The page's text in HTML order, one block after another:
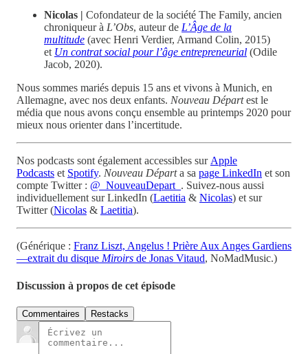
Nicolas | Cofondateur de la société The Family, ancien
chroniqueur à L’Obs, auteur de L’Âge de la
multitude (avec Henri Verdier, Armand Colin, 2015)
et Un contrat social pour l’âge entrepreneurial (Odile
Jacob, 2020).
Nous sommes mariés depuis 15 ans et vivons à Munich, en
Allemagne, avec nos deux enfants. Nouveau Départest le
média que nous avons conçu ensemble au printemps 2020 pour
mieux nous orienter dans l’incertitude.
Nos podcasts sont également accessibles surApple
Podcasts et Spotify. Nouveau Départa sa page LinkedIn et son
compte Twitter : @_NouveauDepart_ . Suivez-nous aussi
individuellement sur LinkedIn (Laetitia & Nicolas) et sur
Twitter (Nicolas & Laetitia).
(Générique : Franz Liszt, Angelus ! Prière Aux Anges Gardiens
—extrait du disque Miroirs de Jonas Vitaud, NoMadMusic.)
Discussion à propos de cet épisode
Commentaires Restacks